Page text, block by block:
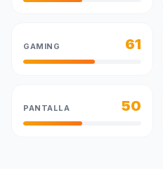
GAMING 61
PANTALLA 50